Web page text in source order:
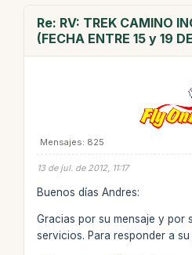
Re: RV: TREK CAMINO
(FECHA ENTRE 15 y 19
Mensajes: 825
13 de jul. de 2012, 11:17
Buenos días Andres:
Gracias por su mensaje y por
servicios. Para responder a su